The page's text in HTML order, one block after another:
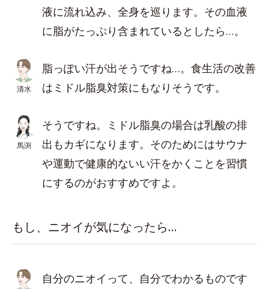
液に流れ込み、全身を巡ります。その血液
に脂がたっぷり含まれているとしたら…。
清水
脂っぽい汗が出そうですね…。食生活の改善
はミドル脂臭対策にもなりそうです。
馬渕
そうですね。ミドル脂臭の場合は乳酸の排
出もカギになります。そのためにはサウナ
や運動で健康的ないい汗をかくことを習慣
にするのがおすすめですよ。
もし、ニオイが気になったら…
自分のニオイって、自分でわかるものです